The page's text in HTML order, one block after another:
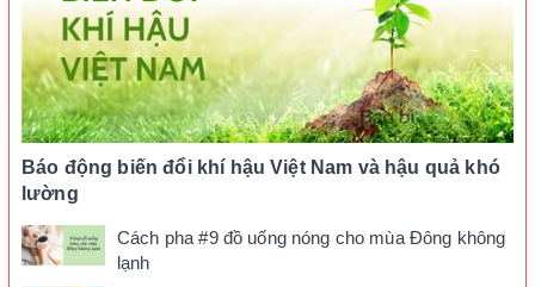
Báo động biến đổi khí hậu Việt Nam và hậu quả khó
lường
Cách pha #9 đồ uống nóng cho mùa Đông không
lạnh